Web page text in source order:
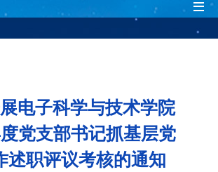
电子科学与技术学院
党支部书记抓基层党
述职评议考核的通知